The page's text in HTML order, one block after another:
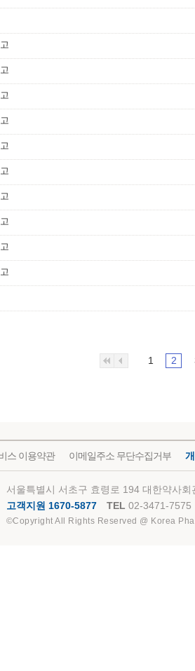
1 2
스 이용약관 이메일주소 무단수집거부
서울특별시 서초구 효령로 194 대한약사
고객지원 1670-5877
TEL 02-3471-7575
©Copyright All Rights Reserved @ Korea